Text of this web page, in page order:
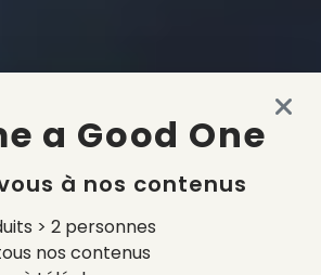
a Good One
à nos contenus
> 2 personnes
nos contenus